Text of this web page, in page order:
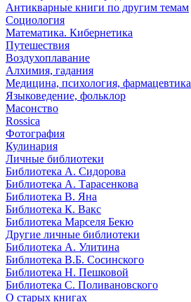
Антикварные книги по другим темам
Социология
Математика. Кибернетика
Путешествия
Воздухоплавание
Алхимия, гадания
Медицина, психология, фармацевтика
Языковедение, фольклор
Масонство
Rossica
Фотография
Кулинария
Личные библиотеки
Библиотека А. Сидорова
Библиотека А. Тарасенкова
Библиотека В. Яна
Библиотека К. Вакс
Библиотека Марселя Бекю
Другие личные библиотеки
Библиотека А. Улитина
Библиотека В.Б. Сосинского
Библиотека Н. Пешковой
Библиотека С. Поливановского
О старых книгах